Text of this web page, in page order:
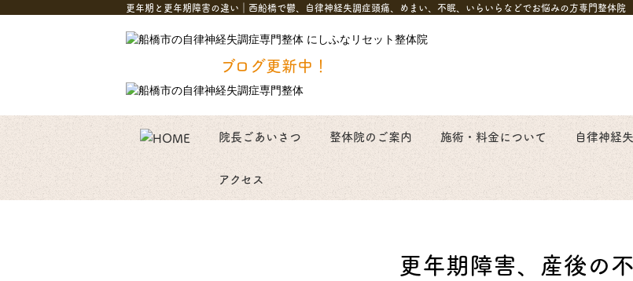
更年期と更年期障害の違い｜西船橋で鬱、自律神経失調症頭痛、めまい、不眠、いらいらなどでお悩みの方専門整体院
ブログ更新中！
院長ごあいさつ 整体院のご案内 施術・料金について 自律神経
アクセス
更年期障害、産後の